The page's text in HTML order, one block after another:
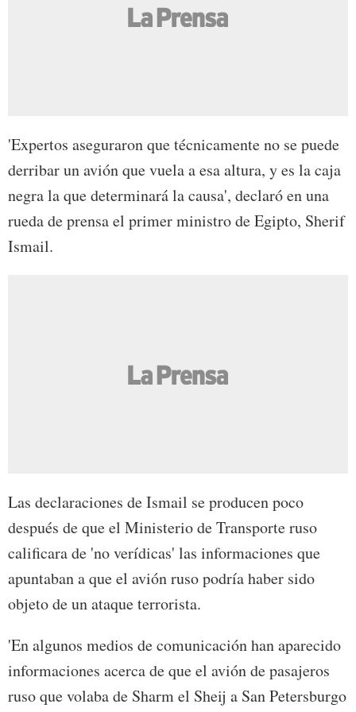
'Expertos aseguraron que técnicamente no se puede
derribar un avión que vuela a esa altura, y es la caja
negra la que determinará la causa', declaró en una
rueda de prensa el primer ministro de Egipto, Sherif
Ismail.
Las declaraciones de Ismail se producen poco
después de que el Ministerio de Transporte ruso
calificara de 'no verídicas' las informaciones que
apuntaban a que el avión ruso podría haber sido
objeto de un ataque terrorista.
'En algunos medios de comunicación han aparecido
informaciones acerca de que el avión de pasajeros
ruso que volaba de Sharm el Sheij a San Petersburgo